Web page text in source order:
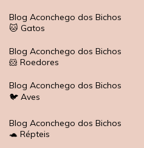
Blog Aconchego dos Bichos
🐱 Gatos
Blog Aconchego dos Bichos
🐹 Roedores
Blog Aconchego dos Bichos
🐦 Aves
Blog Aconchego dos Bichos
🐢 Répteis